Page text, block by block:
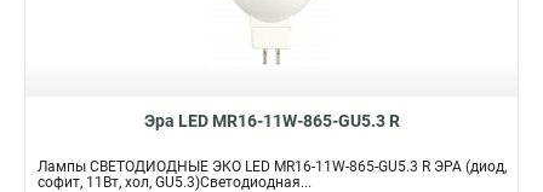
Эра LED MR16-11W-865-GU5.3 R
Лампы СВЕТОДИОДНЫЕ ЭКО LED MR16-11W-865-GU5.3 R ЭРА (диод,
софит, 11Вт, хол, GU5.3)Светодиодная...